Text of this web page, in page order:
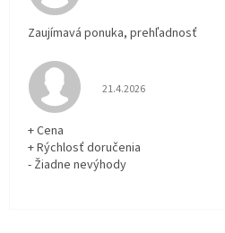
Zaujímavá ponuka, prehľadnosť
Hodnotenie obchodu
21.4.2026
+ Cena
+ Rýchlosť doručenia
- Žiadne nevýhody